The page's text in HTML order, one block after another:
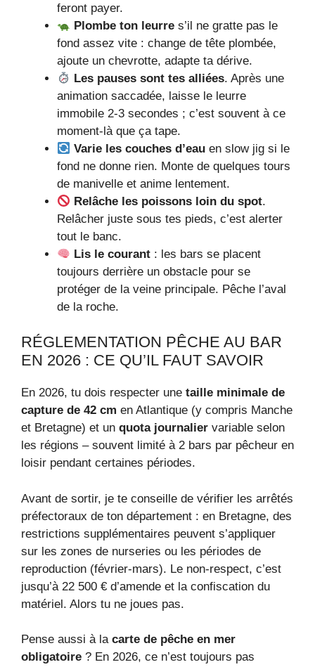
feront payer.
Plombe ton leurre s’il ne gratte pas le
fond assez vite : change de tête plombée,
ajoute un chevrotte, adapte ta dérive.
Les pauses sont tes alliées. Après une
animation saccadée, laisse le leurre
immobile 2-3 secondes ; c’est souvent à ce
moment-là que ça tape.
Varie les couches d’eau en slow jig si le
fond ne donne rien. Monte de quelques tours
de manivelle et anime lentement.
Relâche les poissons loin du spot.
Relâcher juste sous tes pieds, c’est alerter
tout le banc.
Lis le courant : les bars se placent
toujours derrière un obstacle pour se
protéger de la veine principale. Pêche l’aval
de la roche.
RÉGLEMENTATION PÊCHE AU BAR
EN 2026 : CE QU’IL FAUT SAVOIR
En 2026, tu dois respecter une taille minimale de
capture de 42 cm en Atlantique (y compris Manche
et Bretagne) et un quota journalier variable selon
les régions – souvent limité à 2 bars par pêcheur en
loisir pendant certaines périodes.
Avant de sortir, je te conseille de vérifier les arrêtés
préfectoraux de ton département : en Bretagne, des
restrictions supplémentaires peuvent s’appliquer
sur les zones de nurseries ou les périodes de
reproduction (février-mars). Le non-respect, c’est
jusqu’à 22 500 € d’amende et la confiscation du
matériel. Alors tu ne joues pas.
Pense aussi à la carte de pêche en mer
obligatoire ? En 2026, ce n’est toujours pas